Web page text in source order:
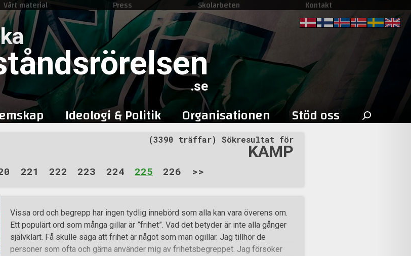
to
content
Vårt material Press Skolarbeten Kontakt
.se
Ideologi & Politik Organisationen Stöd oss Sök
efter:
(3390 träffar) Sökresultat för
KAMP
221 222 223 224 225 226 >>
Vissa ord och begrepp har ingen tydlig innebörd som alla kan vara överens om.
Ett populärt ord som många gillar är ”frihet”. Vad det betyder är inte alla gånger
självklart. Få skulle säga att frihet är något som man ogillar. Jag tillhör de
personer som ofta och gärna använder mig av frihetsbegreppet. Jag försöker